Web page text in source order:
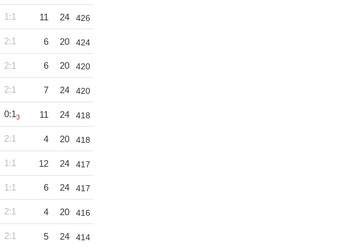
1:1 11 24 426
2:1 6 20 424
2:1 6 20 420
2:1 7 24 420
0:13 11 24 418
2:1 4 20 418
1:1 12 24 417
1:1 6 24 417
2:1 4 20 416
2:1 5 24 414